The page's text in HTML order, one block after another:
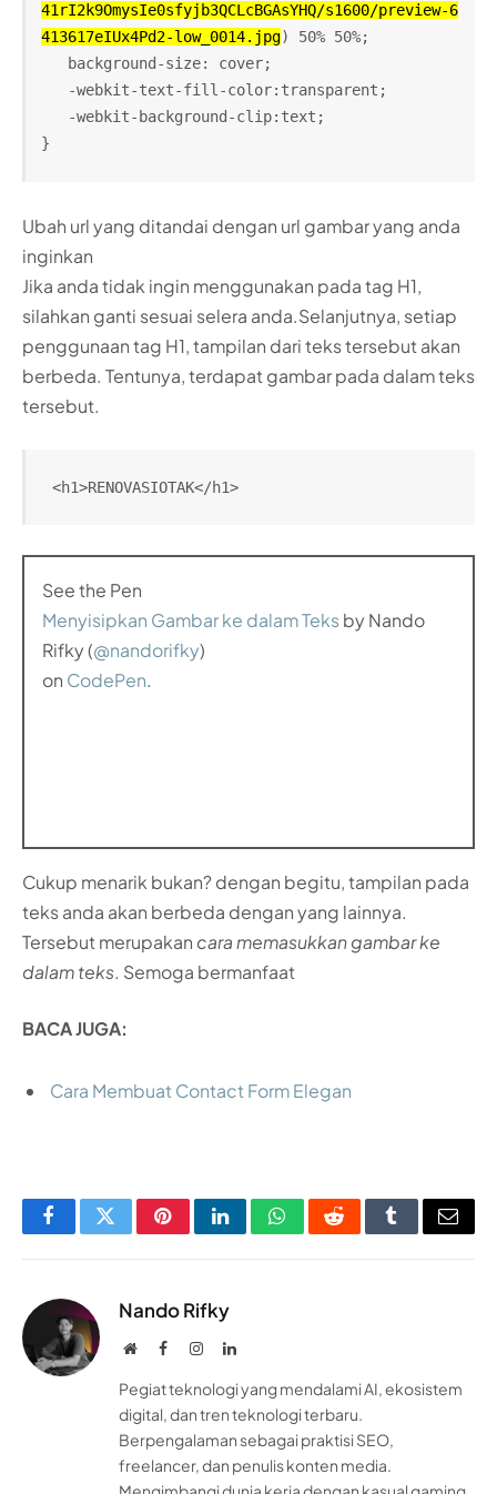
41rI2k9OmysIe0sfyjb3QCLcBGAsYHQ/s1600/preview-6
413617eIUx4Pd2-low_0014.jpg) 50% 50%;
   background-size: cover;
   -webkit-text-fill-color:transparent;
   -webkit-background-clip:text;
}
Ubah url yang ditandai dengan url gambar yang anda
inginkan
Jika anda tidak ingin menggunakan pada tag H1,
silahkan ganti sesuai selera anda.Selanjutnya, setiap
penggunaan tag H1, tampilan dari teks tersebut akan
berbeda. Tentunya, terdapat gambar pada dalam teks
tersebut.
<h1>RENOVASIOTAK</h1>
See the Pen
Menyisipkan Gambar ke dalam Teksby Nando
Rifky (@nandorifky)
on CodePen.
Cukup menarik bukan? dengan begitu, tampilan pada
teks anda akan berbeda dengan yang lainnya.
Tersebut merupakan cara memasukkan gambar ke
dalam teks. Semoga bermanfaat
BACA JUGA:
Cara Membuat Contact Form Elegan
FacebookTwitterPinterestLinkedInWhatsAppRedditTumblrEmail
Nando Rifky
WebsiteFacebookInstagramLinkedIn
Pegiat teknologi yang mendalami AI, ekosistem
digital, dan tren teknologi terbaru.
Berpengalaman sebagai praktisi SEO,
freelancer, dan penulis konten media.